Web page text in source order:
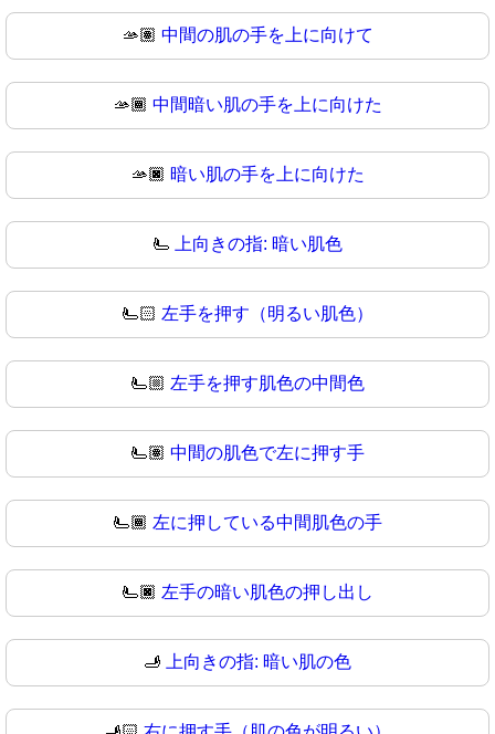
🫴🏽 中間の肌の手を上に向けて
🫴🏾 中間暗い肌の手を上に向けた
🫴🏿 暗い肌の手を上に向けた
🫷 上向きの指: 暗い肌色
🫷🏻 左手を押す（明るい肌色）
🫷🏼 左手を押す肌色の中間色
🫷🏽 中間の肌色で左に押す手
🫷🏾 左に押している中間肌色の手
🫷🏿 左手の暗い肌色の押し出し
🫸 上向きの指: 暗い肌の色